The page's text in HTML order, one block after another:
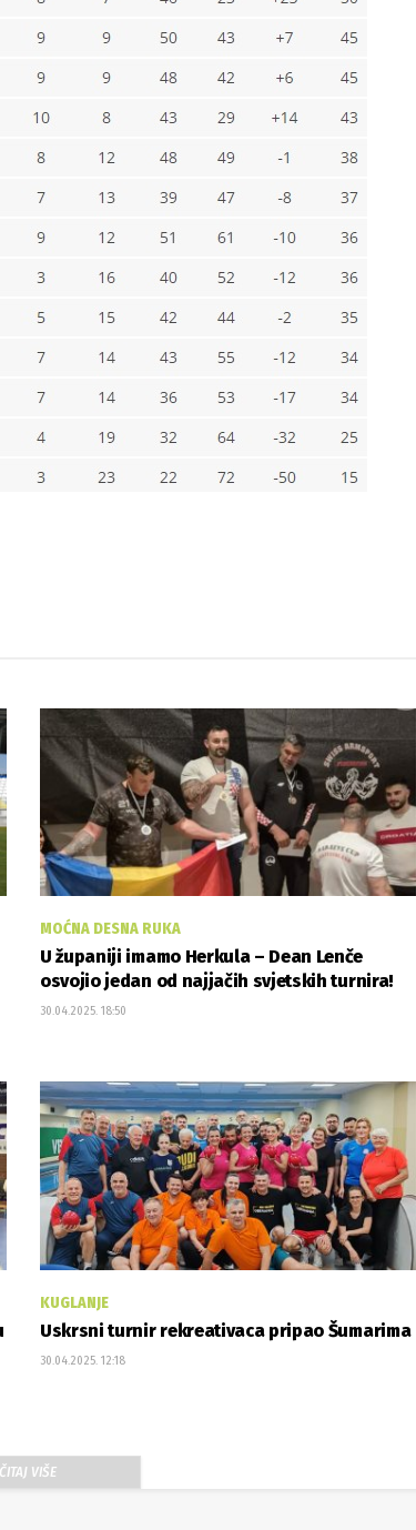
MOĆNA DESNA RUKA
U županiji imamo Herkula – Dean Lenče
osvojio jedan od najjačih svjetskih turnira!
30.04.2025. 18:50
KUGLANJE
Uskrsni turnir rekreativaca pripao Šumarima
30.04.2025. 12:18
VIŠE